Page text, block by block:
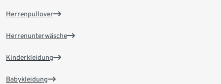
Herrenpullover
Herrenunterwäsche
Kinderkleidung
Babykleidung